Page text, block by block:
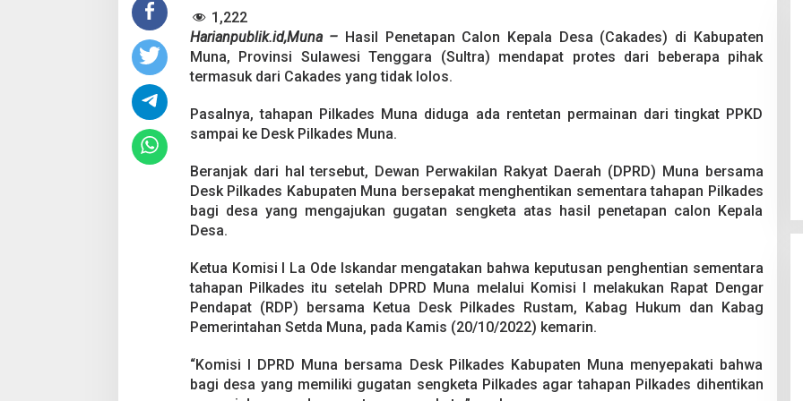
a
n
B
a
g
D
e
y
a
n
r
s
e
n
e
t
1,222
Harianpublik.id,Muna – Hasil Penetapan Calon Kepala Desa (Cakades) di Kabupaten
Muna, Provinsi Sulawesi Tenggara (Sultra) mendapat protes dari beberapa pihak
termasuk dari Cakades yang tidak lolos.
Pasalnya, tahapan Pilkades Muna diduga ada rentetan permainan dari tingkat PPKD
sampai ke Desk Pilkades Muna.
Beranjak dari hal tersebut, Dewan Perwakilan Rakyat Daerah (DPRD) Muna bersama
Desk Pilkades Kabupaten Muna bersepakat menghentikan sementara tahapan Pilkades
bagi desa yang mengajukan gugatan sengketa atas hasil penetapan calon Kepala
Desa.
Ketua Komisi I La Ode Iskandar mengatakan bahwa keputusan penghentian sementara
tahapan Pilkades itu setelah DPRD Muna melalui Komisi I melakukan Rapat Dengar
Pendapat (RDP) bersama Ketua Desk Pilkades Rustam, Kabag Hukum dan Kabag
Pemerintahan Setda Muna, pada Kamis (20/10/2022) kemarin.
“Komisi I DPRD Muna bersama Desk Pilkades Kabupaten Muna menyepakati bahwa
bagi desa yang memiliki gugatan sengketa Pilkades agar tahapan Pilkades dihentikan
Pesta Pernikahan Berakhir
Badik Usai Cekcok saat Pesta
Miras
Di Kriminal | 29 Juni 2026
8.000 Liter BBM dan Ringkus 3
Tersangka
Di Kriminal, News | 20 Juni 2026